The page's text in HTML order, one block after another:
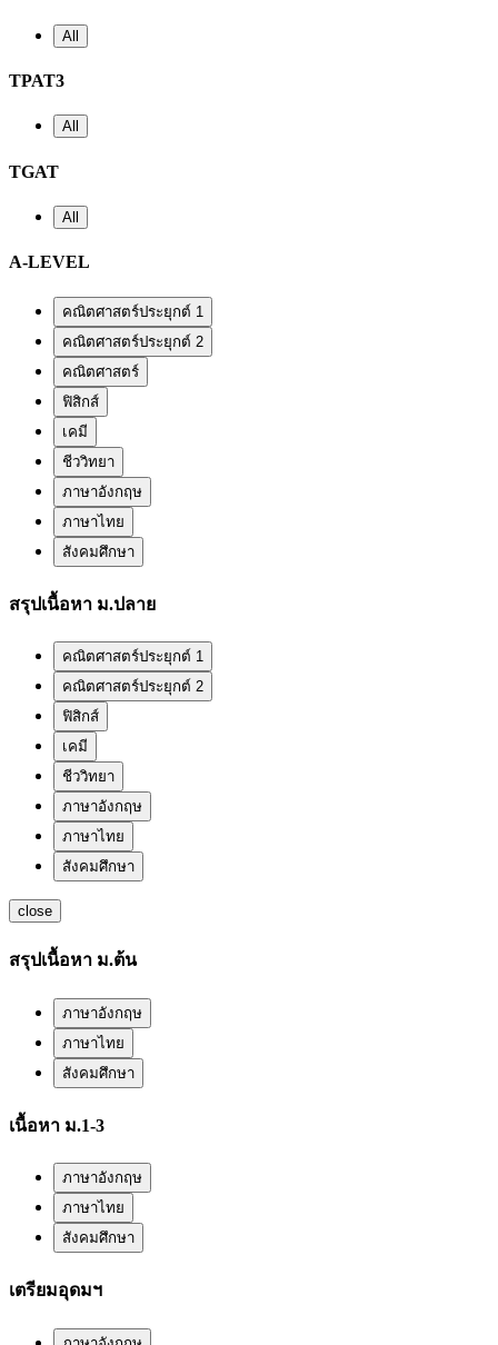
All
TPAT3
All
TGAT
All
A-LEVEL
คณิตศาสตร์ประยุกต์ 1
คณิตศาสตร์ประยุกต์ 2
คณิตศาสตร์
ฟิสิกส์
เคมี
ชีววิทยา
ภาษาอังกฤษ
ภาษาไทย
สังคมศึกษา
สรุปเนื้อหา ม.ปลาย
คณิตศาสตร์ประยุกต์ 1
คณิตศาสตร์ประยุกต์ 2
ฟิสิกส์
เคมี
ชีววิทยา
ภาษาอังกฤษ
ภาษาไทย
สังคมศึกษา
close
สรุปเนื้อหา ม.ต้น
ภาษาอังกฤษ
ภาษาไทย
สังคมศึกษา
เนื้อหา ม.1-3
ภาษาอังกฤษ
ภาษาไทย
สังคมศึกษา
เตรียมอุดมฯ